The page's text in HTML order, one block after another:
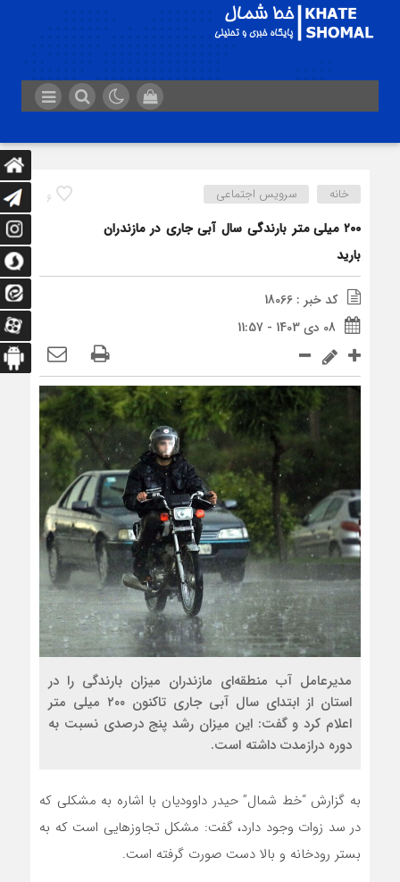
6 خانه سرویس اجتماعی
۲۰۰ میلی متر بارندگی سال آبی جاری در مازندران
بارید
کد خبر : 18066
08 دی 1403 - 11:57
مدیرعامل آب منطقه‌ای مازندران میزان بارندگی را در
استان از ابتدای سال آبی جاری تاکنون ۲۰۰ میلی متر
اعلام کرد و گفت: این میزان رشد پنج درصدی نسبت به
دوره درازمدت داشته است.
به گزارش “خط شمال” حیدر داوودیان با اشاره به مشکلی که
در سد زوات وجود دارد، گفت: مشکل تجاوزهایی است که به
بستر رودخانه و بالا دست صورت گرفته است.